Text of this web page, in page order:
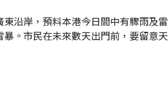
沿岸，預料本港今日間中有驟雨及
。市民在未來數天出門前，要留意